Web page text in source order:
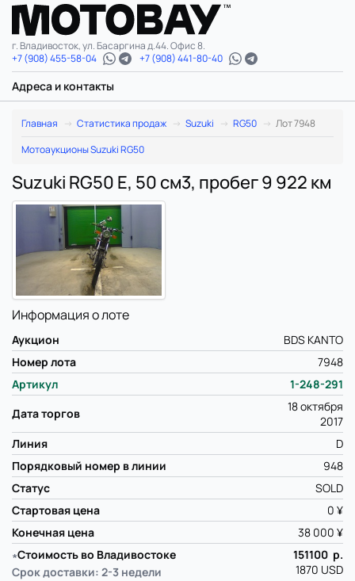
г. Владивосток, ул. Басаргина д.44. Офис 8.
+7 (908) 455-58-04
+7 (908) 441-80-40
Адреса и контакты
Главная Статистика продаж Suzuki RG50
Лот 7948
Мотоаукционы Suzuki RG50
Suzuki RG50 E, 50 см3, пробег 9 922 км
Информация о лоте
Аукцион
BDS KANTO
Номер лота
7948
Артикул
1-248-291
Дата торгов
18 октября
2017
Линия
D
Порядковый номер в линии
948
Статус
SOLD
Стартовая цена
0 ¥
Конечная цена
38 000 ¥
∗Стоимость во Владивостоке
Срок доставки: 2-3 недели
151100 р.
1870 USD